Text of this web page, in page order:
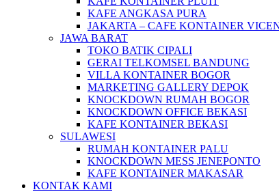
KAFE ANGKASA PURA
JAKARTA – CAFE KONTAINER
JAWA BARAT
TOKO BATIK CIPALI
GERAI TELKOMSEL BANDUNG
VILLA KONTAINER BOGOR
MARKETING GALLERY DEPOK
KNOCKDOWN RUMAH BOGOR
KNOCKDOWN OFFICE BEKASI
KAFE KONTAINER BEKASI
SULAWESI
RUMAH KONTAINER PALU
KNOCKDOWN MESS JENEPONTO
KAFE KONTAINER MAKASAR
KONTAK KAMI